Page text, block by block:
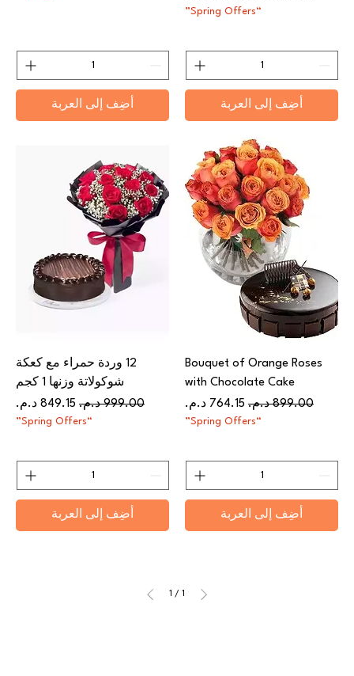
“Spring Offers”
أضِف إلى العربة أضِف إلى العربة
Bouquet of Orange Roses
with Chocolate Cake
سعر عادي
سعر البيع
“Spring Offers”
أضِف إلى العربة
12 وردة حمراء مع كعكة
شوكولاتة وزنها 1 كجم
سعر عادي
سعر البيع
“Spring Offers”
أضِف إلى العربة
1
/
1